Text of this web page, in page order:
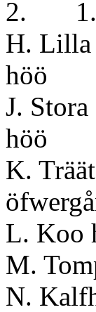
2. 1.
H. Lilla
J. Stora
K.
L. Koo
M.
N.